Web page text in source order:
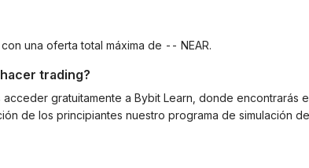
una oferta total máxima de -- NEAR.
trading?
gratuitamente a Bybit Learn, donde encontrarás
de los principiantes nuestro programa de simulación